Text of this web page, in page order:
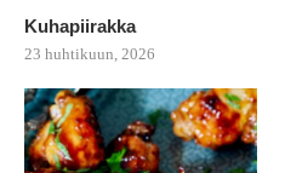
Kuhapiirakka
23 huhtikuun, 2026